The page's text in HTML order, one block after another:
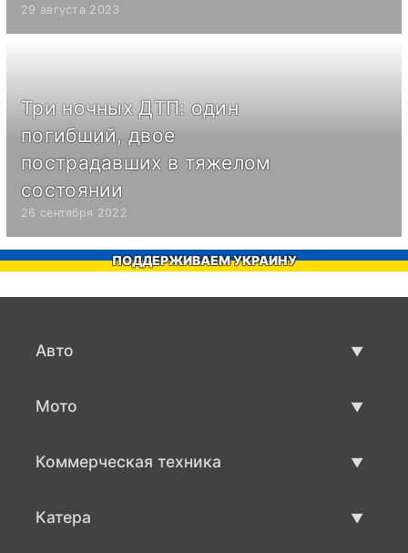
29 августа 2023
Три ночных ДТП: один
погибший, двое
пострадавших в тяжелом
состоянии
26 сентября 2022
ПОДДЕРЖИВАЕМ УКРАИНУ
Авто
Мото
Коммерческая техника
Катера